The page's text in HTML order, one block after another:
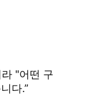
"어떤 구
다.”